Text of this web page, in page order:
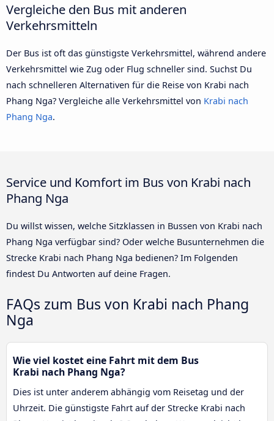
Vergleiche den Bus mit anderen
Verkehrsmitteln
Der Bus ist oft das günstigste Verkehrsmittel, während andere
Verkehrsmittel wie Zug oder Flug schneller sind. Suchst Du
nach schnelleren Alternativen für die Reise von Krabi nach
Phang Nga? Vergleiche alle Verkehrsmittel von Krabi nach
Phang Nga.
Service und Komfort im Bus von Krabi nach
Phang Nga
Du willst wissen, welche Sitzklassen in Bussen von Krabi nach
Phang Nga verfügbar sind? Oder welche Busunternehmen die
Strecke Krabi nach Phang Nga bedienen? Im Folgenden
findest Du Antworten auf deine Fragen.
FAQs zum Bus von Krabi nach Phang
Nga
Wie viel kostet eine Fahrt mit dem Bus
Krabi nach Phang Nga?
Dies ist unter anderem abhängig vom Reisetag und der
Uhrzeit. Die günstigste Fahrt auf der Strecke Krabi nach